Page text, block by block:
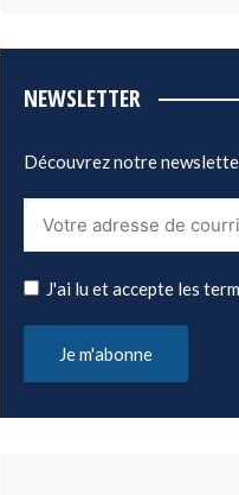
NEWSLETTER
Découvrez notre
J'ai lu et accepte les